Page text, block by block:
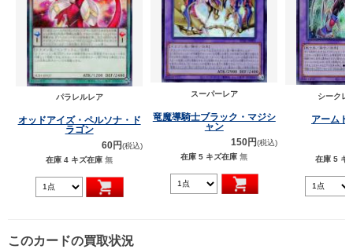
パラレルレア
オッドアイズ・ペルソナ・ド
ラゴン
60円(税込)
在庫 4 キズ在庫 無
スーパーレア
竜魔導騎士ブラック・マジシ
ャン
150円(税込)
在庫 5 キズ在庫 無
シークレ
アームド
在庫 5 キ
このカードの買取状況